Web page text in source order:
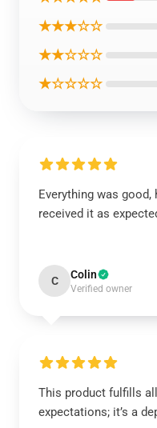
★★★☆☆
★★☆☆☆
★☆☆☆☆
Everything was good,
received it as
C Colin
Verified owner
This product fulfills
expectations; it’s a